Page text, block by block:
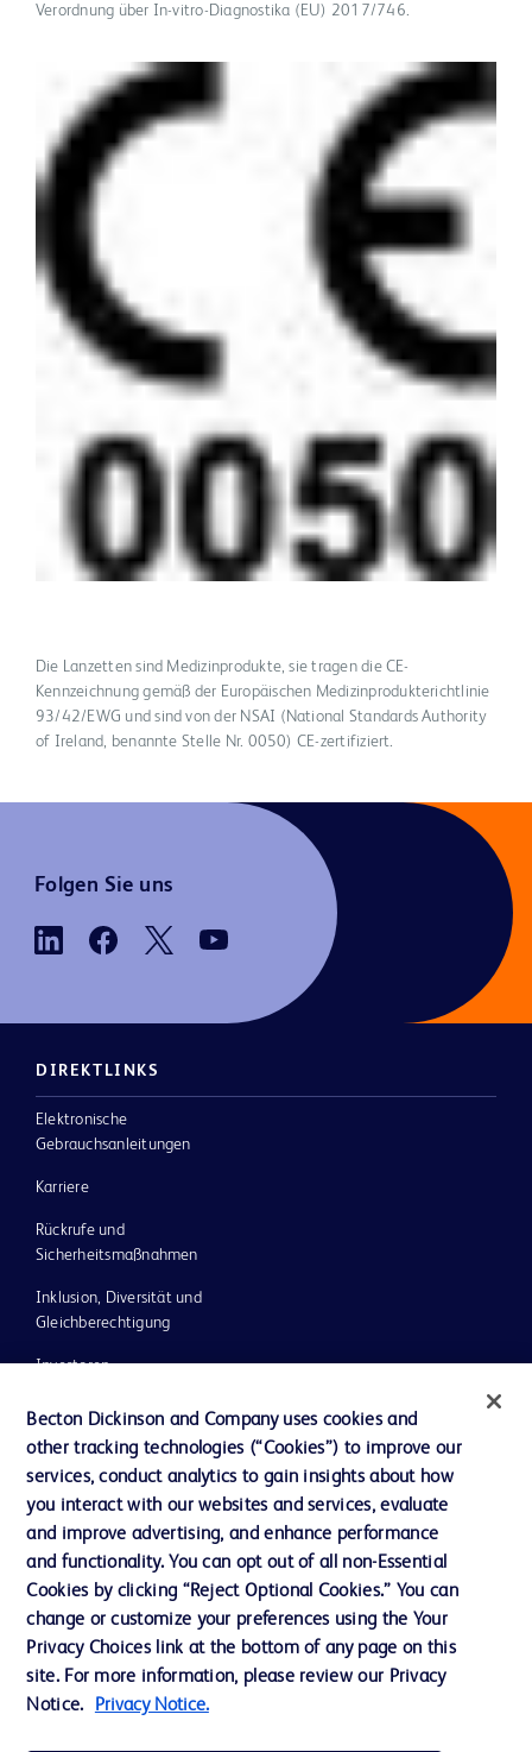
Verordnung über In-vitro-Diagnostika (EU) 2017/746.
Die Lanzetten sind Medizinprodukte, sie tragen die CE-
Kennzeichnung gemäß der Europäischen Medizinprodukterichtlinie
93/42/EWG und sind von der NSAI (National Standards Authority
of Ireland, benannte Stelle Nr. 0050) CE-zertifiziert.
Folgen Sie uns
DIREKTLINKS
Elektronische
Gebrauchsanleitungen
Karriere
Rückrufe und
Sicherheitsmaßnahmen
Inklusion, Diversität und
Gleichberechtigung
Investoren
Ethik und Compliance
Impressum
Neuigkeiten, Medien und Blogs
Support
Unser Unternehmen
AGB
Kontaktieren Sie uns
Becton Dickinson and Company uses cookies and
other tracking technologies (“Cookies”) to improve our
services, conduct analytics to gain insights about how
you interact with our websites and services, evaluate
and improve advertising, and enhance performance
and functionality. You can opt out of all non-Essential
Cookies by clicking “Reject Optional Cookies.” You can
change or customize your preferences using the Your
Privacy Choices link at the bottom of any page on this
site. For more information, please review our Privacy
Notice.
Privacy Notice.